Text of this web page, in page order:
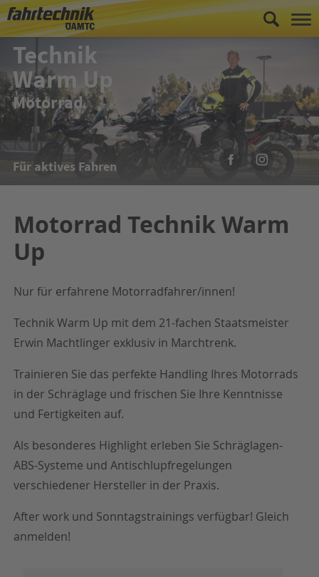
Technik
Warm Up
Motorrad
Für aktives Fahren
Motorrad Technik Warm
Up
Nur für erfahrene Motorradfahrer/innen!
Technik Warm Up mit dem 21-fachen Staatsmeister
Erwin Machtlinger exklusiv in Marchtrenk.
Trainieren Sie das perfekte Handling Ihres Motorrads
in der Schräglage und frischen Sie Ihre Kenntnisse
und Fertigkeiten auf.
Als besonderes Highlight erleben Sie Schräglagen-
ABS-Systeme und Antischlupfregelungen
verschiedener Hersteller in der Praxis.
After work und Sonntagstrainings verfügbar! Gleich
anmelden!